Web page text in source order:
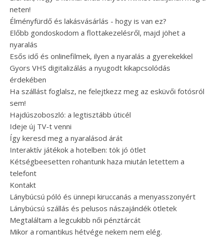
neten!
Élményfürdő és lakásvásárlás - hogy is van ez?
Előbb gondoskodom a flottakezelésről, majd jöhet a
nyaralás
Esős idő és onlinefilmek, ilyen a nyaralás a gyerekekkel
Gyors VHS digitalizálás a nyugodt kikapcsolódás
érdekében
Ha szállást foglalsz, ne felejtkezz meg az esküvői fotósról
sem!
Hajdúszoboszló: a legtisztább úticél
Ideje új TV-t venni
Így keresd meg a nyaralásod árát
Interaktív játékok a hotelben: tök jó ötlet
Kétségbeesetten rohantunk haza miután letettem a
telefont
Kontakt
Lánybúcsú póló és ünnepi kiruccanás a menyasszonyért
Lánybúcsú szállás és pelusos nászajándék ötletek
Megtaláltam a legcukibb női pénztárcát
Mikor a romantikus hétvége nekem nem elég.